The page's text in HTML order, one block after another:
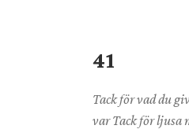
41
Tack för vad du
var Tack för ljusa